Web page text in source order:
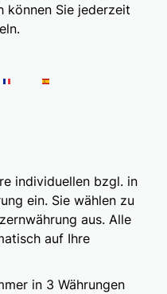
können Sie jederzeit
individuellen bzgl. in
ein. Sie wählen zu
aus. Alle
auf Ihre
in 3 Währungen